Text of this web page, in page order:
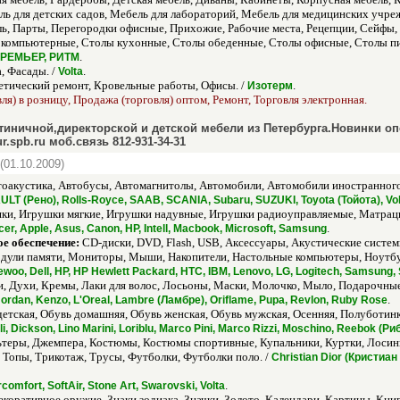
для детских садов, Мебель для лабораторий, Мебель для медицинских
Парты, Перегородки офисные, Прихожие, Рабочие места, Рецепции,
Столы кухонные, Столы обеденные, Столы офисные, Столы
РИТМ .
Фасады. / Volta.
ремонт, Кровельные работы, Офисы. / Изотерм.
в розницу, Продажа (торговля) оптом, Ремонт, Торговля электронная.
и детской мебели из Петербурга.Новинки
моб.связь 812-931-34-31
(01.10.2009)
Автобусы, Автомагнитолы, Автомобили, Автомобили
(Рено), Rolls-Royce, SAAB, SCANIA, Subaru, SUZUKI, Toyota
Игрушки мягкие, Игрушки надувные, Игрушки радиоуправляемые,
Apple, Asus, Canon, HP, Intell, Macbook, Microsoft, Samsung.
обеспечение: CD-диски, DVD, Flash, USB, Аксессуары, Акустические
памяти, Мониторы, Мыши, Накопители, Настольные компьютеры,
Dell, HP, HP Hewlett Packard, HTC, IBM, Lenovo, LG, Logitech,
Духи, Кремы, Лаки для волос, Лосьоны, Маски, Молочко, Мыло,
Kenzo, L'Oreal, Lambre (Ламбре), Oriflame, Pupa, Revlon, Ruby Rose.
Обувь домашняя, Обувь женская, Обувь мужская, Осенняя,
Dickson, Lino Marini, Loriblu, Marco Pini, Marco Rizzi, Moschino, Reebok
Джемпера, Костюмы, Костюмы спортивные, Купальники, Куртки,
Трикотаж, Трусы, Футболки, Футболки поло. / Christian Dior (Кристиан
SoftAir, Stone Art, Swarovski, Volta.